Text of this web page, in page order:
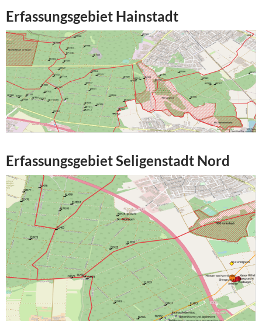
Erfassungsgebiet Hainstadt
Erfassungsgebiet Seligenstadt Nord